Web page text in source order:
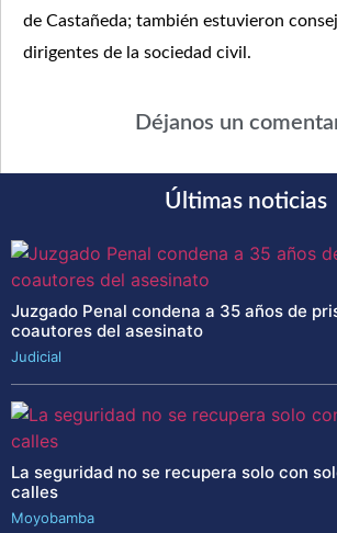
de Castañeda; también estuvieron
dirigentes de la sociedad civil.
Déjanos un
Últimas noticias
Juzgado Penal condena a 35 años de
coautores del asesinato
Judicial
La seguridad no se recupera solo con
calles
Moyobamba